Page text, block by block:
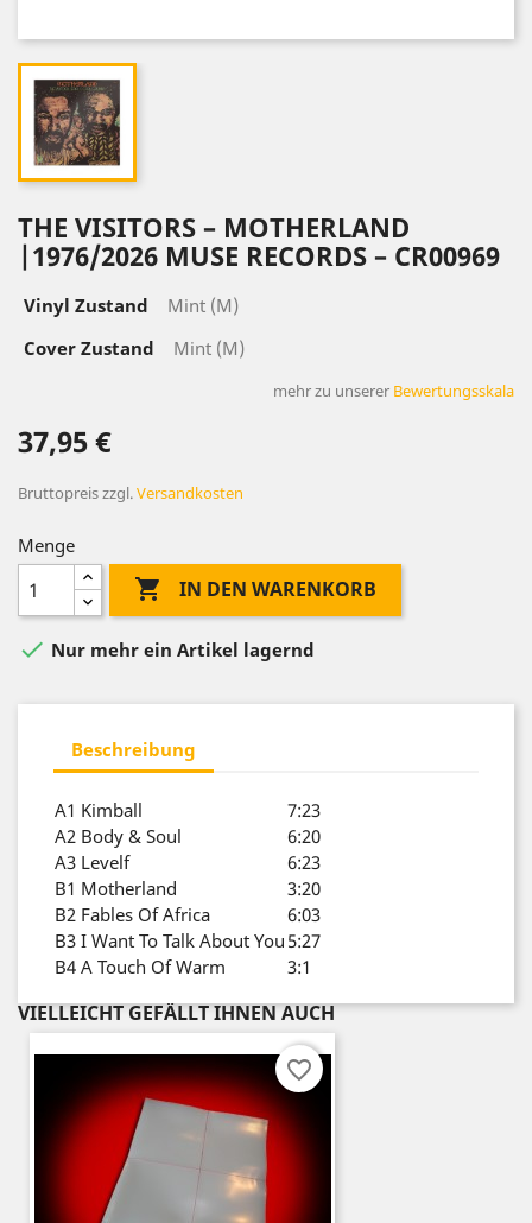
THE VISITORS – MOTHERLAND
|1976/2026 MUSE RECORDS – CR00969
Vinyl Zustand
Mint (M)
Cover Zustand
Mint (M)
mehr zu unserer Bewertungsskala
37,95 €
Bruttopreiszzgl.Versandkosten
Menge
 IN DEN WARENKORB
 Nur mehr ein Artikel lagernd
Beschreibung
A1 Kimball
7:23
A2 Body & Soul
6:20
A3 Levelf
6:23
B1 Motherland
3:20
B2 Fables Of Africa
6:03
B3 I Want To Talk About You 5:27
B4 A Touch Of Warm 3:1
VIELLEICHT GEFÄLLT IHNEN AUCH
favorite_border